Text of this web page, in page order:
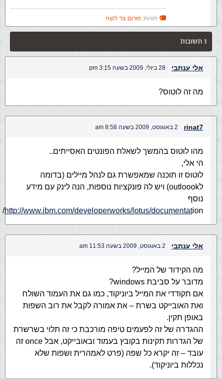
תגיות: פורום צד לקוח
3 תשובות
אלי ענתבי 28 ביולי, 2009 בשעה 3:15 pm
מה זה לוטוס?
rinat7 2 באוגוסט, 2009 בשעה 8:58 am
מהו לוטוס בהמשך לשאלת הפונטים האסייתים..
הי אלי,
לוטוס זו תוכנה שמאפשרת גם לנהל מיילים (בדומה
לoutloookׂ) ויש לה פונקציות נוספות, הנה לינק עם מידע
נוסף
http://www.ibm.com/developerworks/lotus/documentation/
אלי ענתבי 2 באוגוסט, 2009 בשעה 11:53 am
מה הקידוד של המייל?
מדובר על סביבת windows?
אם תקודדי את המייל ביוניקוד, כמו גם את העמוד השולח
ואת האובייקט בשרת – את אמורה לקבל את רוב השפות
באופן תקין.
ההגדרה של זה לפעמים טיפה מורכבת כי זה תלוי בשרשרת
של הגדרות תקינות בקובץ בעמוד ובאובייקט, אבל once זה
עובד – זה יקרא כל שפה (פרט לאמהרית ושפות שלא
נכללות ביוניקוד).